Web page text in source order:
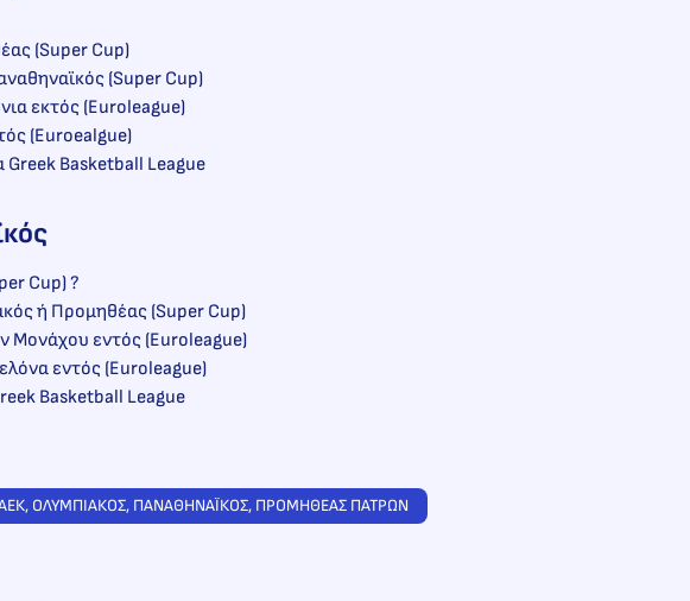
(Super Cup)
(Super Cup)
εκτός (Euroleague)
(Euroealgue)
Basketball League
Cup) ?
ή Προμηθέας (Super Cup)
Μονάχου εντός (Euroleague)
εντός (Euroleague)
Basketball League
, ΟΛΥΜΠΙΑΚΟΣ, ΠΑΝΑΘΗΝΑΪΚΟΣ, ΠΡΟΜΗΘΕΑΣ ΠΑΤΡΩΝ